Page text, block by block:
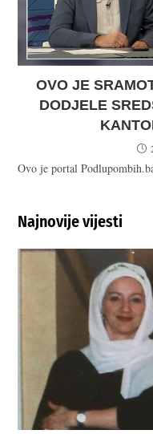
OVO JE
DODJELE
Ovo je portal
Najnovije vijesti